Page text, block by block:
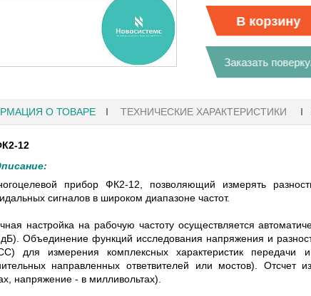
KEYSIGHT
(ГОСРЕЕСТР РФ)
Прочитать
В корзину
Заказать
О ТОВАРЕ ТЕХНИЧЕСКИЕ ХАРАКТЕРИСТИКИ
12
прибор ФК2-12, позволяющий измерять
сигналов в широком диапазоне частот.
настройка на рабочую частоту осуществляется
Объединение функций исследования напряжения и
для измерения комплексных характеристик передачи
направленных ответвителей или мостов).
напряжение - в милливольтах).